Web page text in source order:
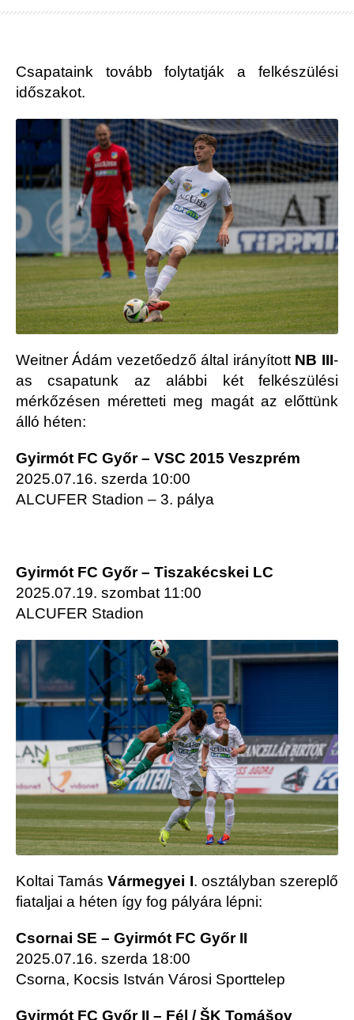
Csapataink tovább folytatják a felkészülési
időszakot.
Weitner Ádám vezetőedző által irányított NB III-
as csapatunk az alábbi két felkészülési
mérkőzésen méretteti meg magát az előttünk
álló héten:
Gyirmót FC Győr – VSC 2015 Veszprém
2025.07.16. szerda 10:00
ALCUFER Stadion – 3. pálya
Gyirmót FC Győr – Tiszakécskei LC
2025.07.19. szombat 11:00
ALCUFER Stadion
Koltai TamásVármegyei I. osztályban szereplő
fiataljai a héten így fog pályára lépni:
Csornai SE – Gyirmót FC Győr II
2025.07.16. szerda 18:00
Csorna, Kocsis István Városi Sporttelep
Gyirmót FC Győr II – Fél / ŠK Tomášov